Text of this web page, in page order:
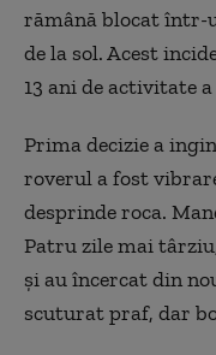
rămână blocat într-
de la sol. Acest
13 ani de activitate
Prima decizie a
roverul a fost
desprinde roca.
Patru zile mai
şi au încercat din
scuturat praf, dar